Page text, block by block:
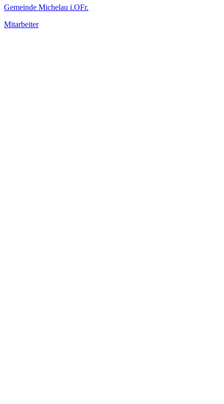
Gemeinde Michelau i.OFr.
Mitarbeiter